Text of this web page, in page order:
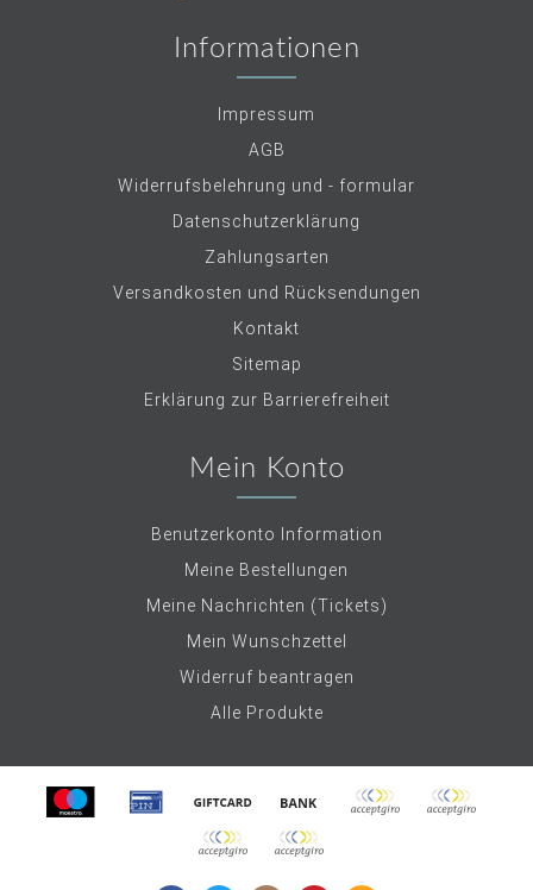
Informationen
Impressum
AGB
Widerrufsbelehrung und - formular
Datenschutzerklärung
Zahlungsarten
Versandkosten und Rücksendungen
Kontakt
Sitemap
Erklärung zur Barrierefreiheit
Mein Konto
Benutzerkonto Information
Meine Bestellungen
Meine Nachrichten (Tickets)
Mein Wunschzettel
Widerruf beantragen
Alle Produkte